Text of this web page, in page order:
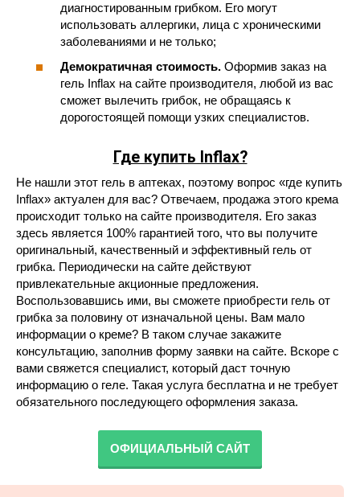
диагностированным грибком. Его могут
использовать аллергики, лица с хроническими
заболеваниями и не только;
Демократичная стоимость. Оформив заказ на
гель Inflax на сайте производителя, любой из вас
сможет вылечить грибок, не обращаясь к
дорогостоящей помощи узких специалистов.
Где купить Inflax?
Не нашли этот гель в аптеках, поэтому вопрос «где купить
Inflax» актуален для вас? Отвечаем, продажа этого крема
происходит только на сайте производителя. Его заказ
здесь является 100% гарантией того, что вы получите
оригинальный, качественный и эффективный гель от
грибка. Периодически на сайте действуют
привлекательные акционные предложения.
Воспользовавшись ими, вы сможете приобрести гель от
грибка за половину от изначальной цены. Вам мало
информации о креме? В таком случае закажите
консультацию, заполнив форму заявки на сайте. Вскоре с
вами свяжется специалист, который даст точную
информацию о геле. Такая услуга бесплатна и не требует
обязательного последующего оформления заказа.
ОФИЦИАЛЬНЫЙ САЙТ